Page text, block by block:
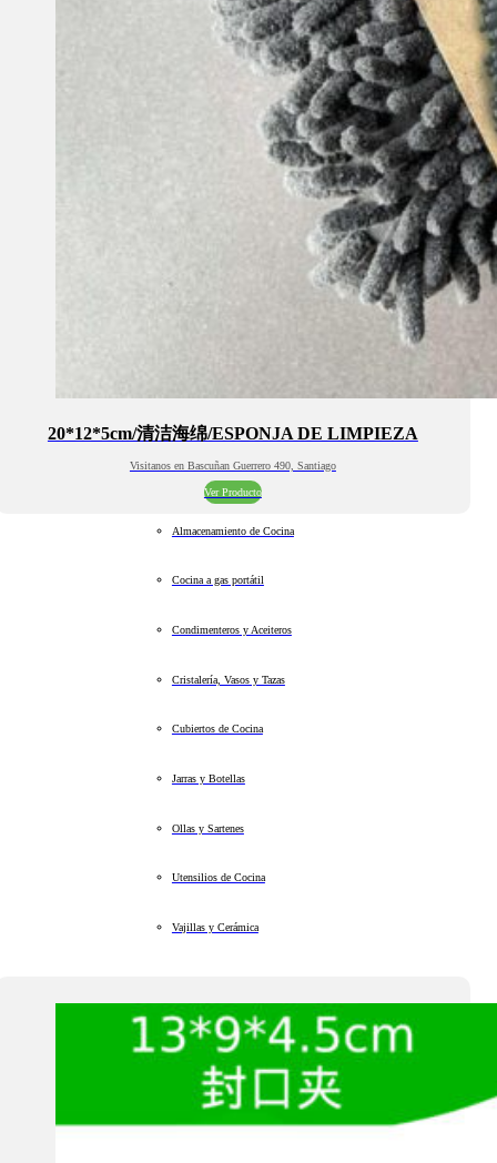
20*12*5cm/清洁海绵/ESPONJA DE LIMPIEZA
Visitanos en Bascuñan Guerrero 490, Santiago
Ver Producto
Almacenamiento de Cocina
Cocina a gas portátil
Condimenteros y Aceiteros
Cristalería, Vasos y Tazas
Cubiertos de Cocina
Jarras y Botellas
Ollas y Sartenes
Utensilios de Cocina
Vajillas y Cerámica